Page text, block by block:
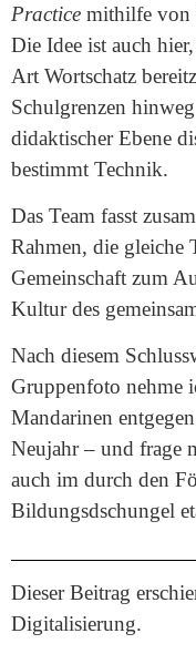
Practice mithilfe von
Die Idee ist auch
Art Wortschatz
Schulgrenzen
didaktischer Ebene
bestimmt Technik.
Das Team fasst
Rahmen, die gleiche
Gemeinschaft zum
Kultur des
Nach diesem
Gruppenfoto nehme
Mandarinen
Neujahr – und frage
auch im durch den
Bildungsdschungel
Dieser Beitrag
Digitalisierung.